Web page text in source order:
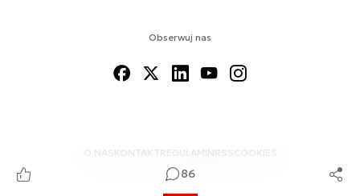
86
Obserwuj nas
O NAS KONTAKTREGULAMINRSS COOKIES